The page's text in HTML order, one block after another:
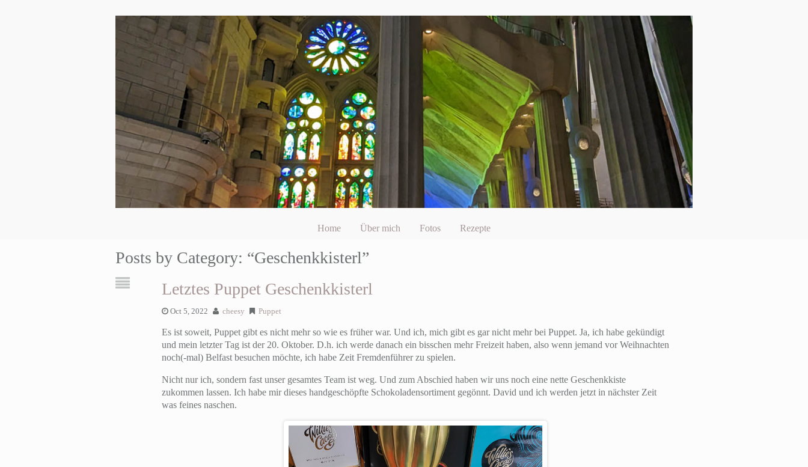
Home Über mich Fotos Rezepte
Posts by Category: “Geschenkkisterl”
Letztes Puppet Geschenkkisterl
Oct 5, 2022 cheesy Puppet
Es ist soweit, Puppet gibt es nicht mehr so wie es früher war. Und ich, mich gibt es gar nicht mehr bei Puppet. Ja, ich habe gekündigt
und mein letzter Tag ist der 20. Oktober. D.h. ich werde danach ein bisschen mehr Freizeit haben, also wenn jemand vor Weihnachten
noch(-mal) Belfast besuchen möchte, ich habe Zeit Fremdenführer zu spielen.
Nicht nur ich, sondern fast unser gesamtes Team ist weg. Und zum Abschied haben wir uns noch eine nette Geschenkkiste
zukommen lassen. Ich habe mir dieses handgeschöpfte Schokoladensortiment gegönnt. David und ich werden jetzt in nächster Zeit
was feines naschen.